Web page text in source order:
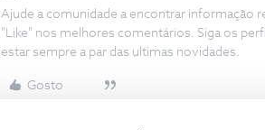
Ajude a comunidade a encontrar informação
"Like" nos melhores comentários. Siga os
estar sempre a par das ultimas novidades.
Gosto